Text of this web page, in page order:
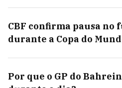
CBF confirma pausa
durante a Copa do
Por que o GP do